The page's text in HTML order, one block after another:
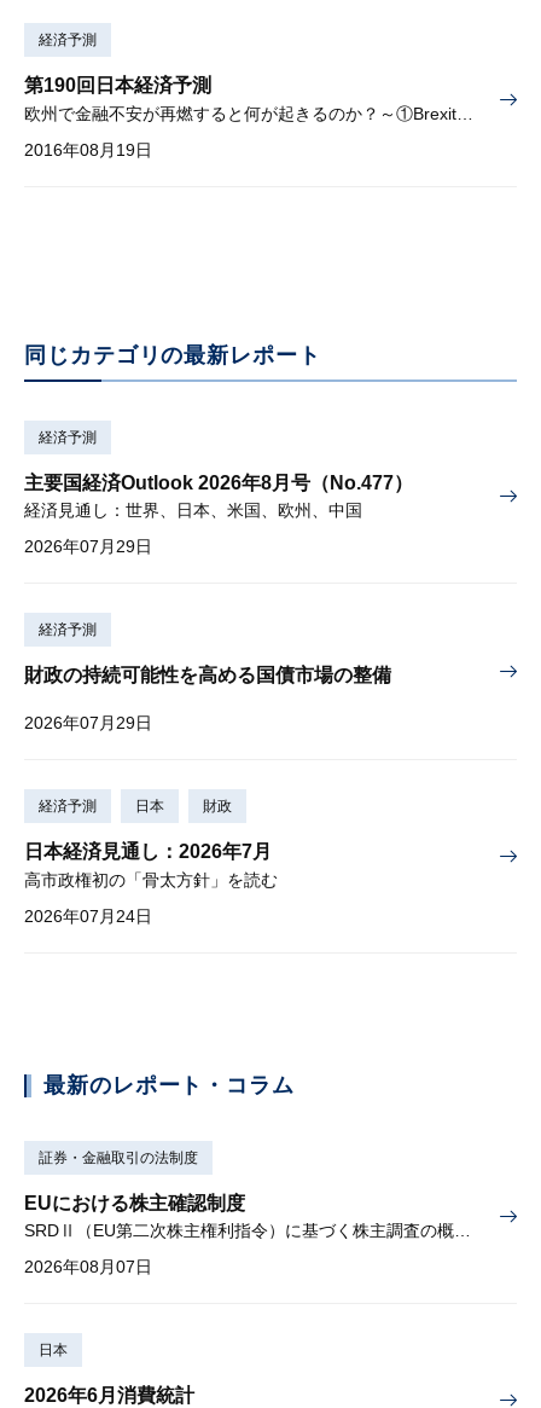
経済予測
第190回日本経済予測
2016年08月19日
同じカテゴリの最新レポート
経済予測
主要国経済Outlook 2026年8月号（No.477）
経済見通し：世界、日本、米国、欧州、中国
2026年07月29日
経済予測
財政の持続可能性を高める国債市場の整備
2026年07月29日
経済予測 日本 財政
日本経済見通し：2026年7月
高市政権初の「骨太方針」を読む
2026年07月24日
最新のレポート・コラム
証券・金融取引の法制度
EUにおける株主確認制度
SRDⅡ（EU第二次株主権利指令）に基づく株主調査の概要と課題
2026年08月07日
日本
2026年6月消費統計